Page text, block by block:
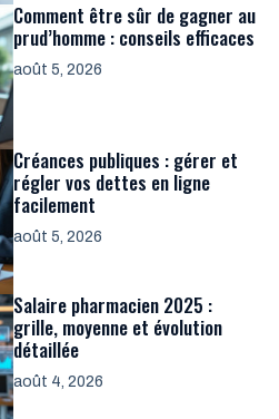
Comment être sûr de gagner au
prud’homme : conseils efficaces
août 5, 2026
Créances publiques : gérer et
régler vos dettes en ligne
facilement
août 5, 2026
Salaire pharmacien 2025 :
grille, moyenne et évolution
détaillée
août 4, 2026